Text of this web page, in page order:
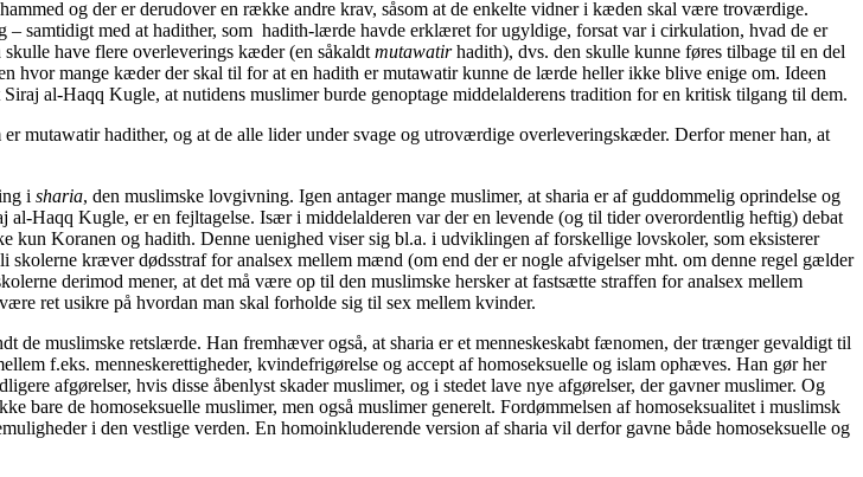
og der er derudover en række andre krav, såsom at de enkelte vidner i kæden skal være troværdige.
samtidigt med at hadither, som hadith-lærde havde erklæret for ugyldige, forsat var i cirkulation, hvad de er
have flere overleverings kæder (en såkaldt mutawatirhadith), dvs. den skulle kunne føres tilbage til en del
hvor mange kæder der skal til for at en hadith er mutawatir kunne de lærde heller ikke blive enige om. Ideen
al-Haqq Kugle, at nutidens muslimer burde genoptage middelalderens tradition for en kritisk tilgang til dem.
mutawatir hadither, og at de alle lider under svage og utroværdige overleveringskæder. Derfor mener han, at
i sharia, den muslimske lovgivning. Igen antager mange muslimer, at sharia er af guddommelig oprindelse og
Haqq Kugle, er en fejltagelse. Især i middelalderen var der en levende (og til tider overordentlig heftig) debat
Koranen og hadith. Denne uenighed viser sig bl.a. i udviklingen af forskellige lovskoler, som eksisterer
kræver dødsstraf for analsex mellem mænd (om end der er nogle afvigelser mht. om denne regel gælder
derimod mener, at det må være op til den muslimske hersker at fastsætte straffen for analsex mellem
ret usikre på hvordan man skal forholde sig til sex mellem kvinder.
de muslimske retslærde. Han fremhæver også, at sharia er et menneskeskabt fænomen, der trænger gevaldigt til
f.eks. menneskerettigheder, kvindefrigørelse og accept af homoseksuelle og islam ophæves. Han gør her
afgørelser, hvis disse åbenlyst skader muslimer, og i stedet lave nye afgørelser, der gavner muslimer. Og
bare de homoseksuelle muslimer, men også muslimer generelt. Fordømmelsen af homoseksualitet i muslimsk
i den vestlige verden. En homoinkluderende version af sharia vil derfor gavne både homoseksuelle og